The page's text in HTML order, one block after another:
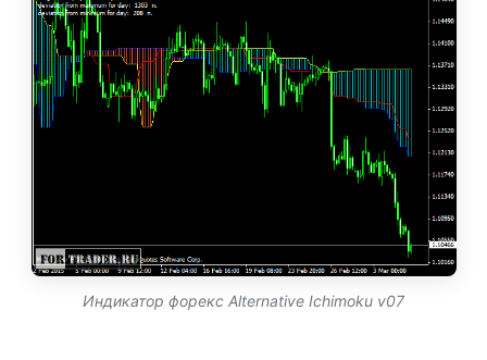
Индикатор форекс Alternative Ichimoku v07